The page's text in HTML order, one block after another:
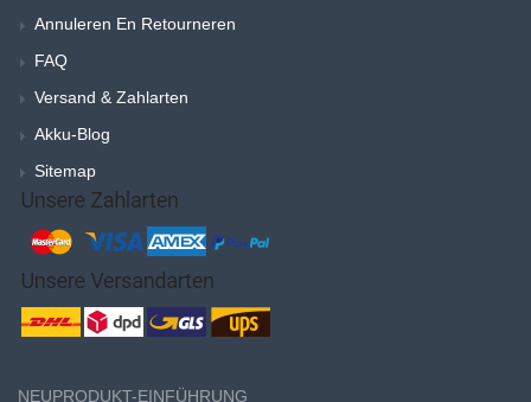
Annuleren En Retourneren
FAQ
Versand & Zahlarten
Akku-Blog
Sitemap
NEUPRODUKT-EINFÜHRUNG